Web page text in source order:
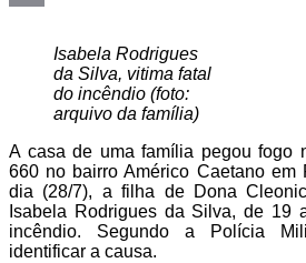
Isabela Rodrigues
da Silva, vitima fatal
do incêndio (foto:
arquivo da família)
A casa de uma família pegou fogo
660 no bairro Américo Caetano em
dia (28/7), a filha de Dona
Isabela Rodrigues da Silva, de 19
incêndio. Segundo a Polícia
identificar a causa.